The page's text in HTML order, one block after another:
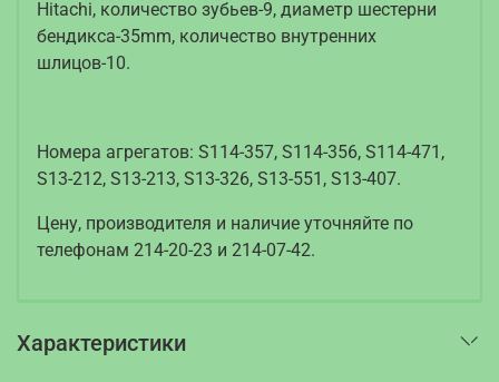
Hitachi, количество зубьев-9, диаметр шестерни
бендикса-35mm, количество внутренних
шлицов-10.
Номера агрегатов: S114-357, S114-356, S114-471,
S13-212, S13-213, S13-326, S13-551, S13-407.
Цену, производителя и наличие уточняйте по
телефонам 214-20-23 и 214-07-42.
Характеристики